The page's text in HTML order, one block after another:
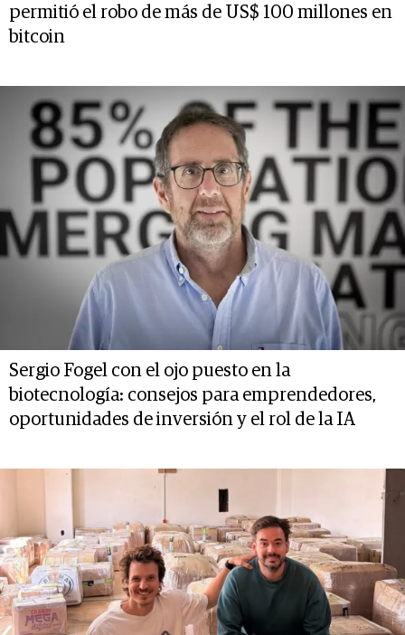
permitió el robo de más de US$ 100 millones en
bitcoin
Sergio Fogel con el ojo puesto en la
biotecnología: consejos para emprendedores,
oportunidades de inversión y el rol de la IA